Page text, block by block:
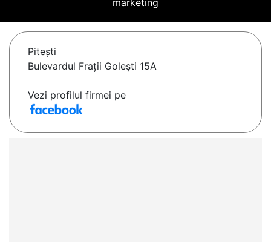
marketing
Piteşti
Bulevardul Frații Golești 15A
Vezi profilul firmei pe